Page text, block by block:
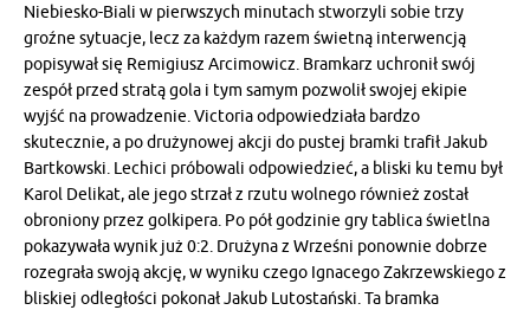
Niebiesko-Biali w pierwszych minutach stworzyli sobie trzy
groźne sytuacje, lecz za każdym razem świetną interwencją
popisywał się Remigiusz Arcimowicz. Bramkarz uchronił swój
zespół przed stratą gola i tym samym pozwolił swojej ekipie
wyjść na prowadzenie. Victoria odpowiedziała bardzo
skutecznie, a po drużynowej akcji do pustej bramki trafił Jakub
Bartkowski. Lechici próbowali odpowiedzieć, a bliski ku temu był
Karol Delikat, ale jego strzał z rzutu wolnego również został
obroniony przez golkipera. Po pół godzinie gry tablica świetlna
pokazywała wynik już 0:2. Drużyna z Wrześni ponownie dobrze
rozegrała swoją akcję, w wyniku czego Ignacego Zakrzewskiego z
bliskiej odległości pokonał Jakub Lutostański. Ta bramka